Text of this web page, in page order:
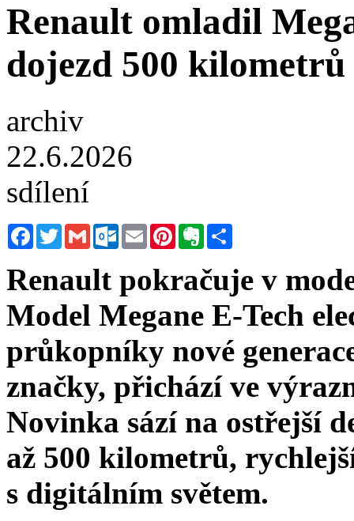
Renault omladil
dojezd 500
archiv
22.6.2026
sdílení
FacebookTwitterGmail Outlook.com
Email PinterestEvernote
Renault pokračuje v
Model Megane E-Tech
průkopníky nové
značky, přichází ve
Novinka sází na ostřejší
až 500 kilometrů,
s digitálním světem.